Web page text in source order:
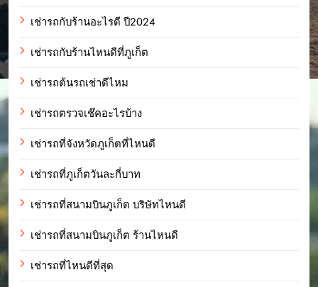
เช่ารถกับร้านอะไรดี ปี2024
เช่ารถกับร้านไหนดีที่ภูเก็ต
เช่ารถต้นรถเช่าดีไหม
เช่ารถตรวจเช๊คอะไรบ้าง
เช่ารถที่จังหวัดภูเก็ตที่ไหนดี
เช่ารถที่ภูเก็ตวันละกี่บาท
เช่ารถที่สนามบินภูเก็ต บริษัทไหนดี
เช่ารถที่สนามบินภูเก็ต ร้านไหนดี
เช่ารถที่ไหนดีที่สุด